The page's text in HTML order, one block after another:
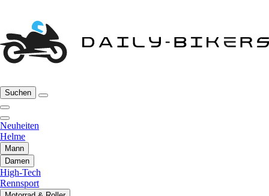
Suchen
Neuheiten
Helme
Mann
Damen
High-Tech
Rennsport